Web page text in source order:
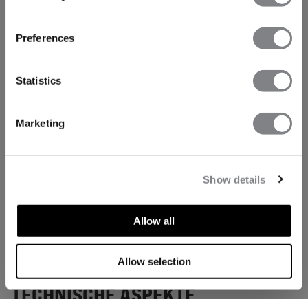
Preferences
Statistics
Marketing
Show details
Allow all
Allow selection
TECHNISCHE ASPEKTE